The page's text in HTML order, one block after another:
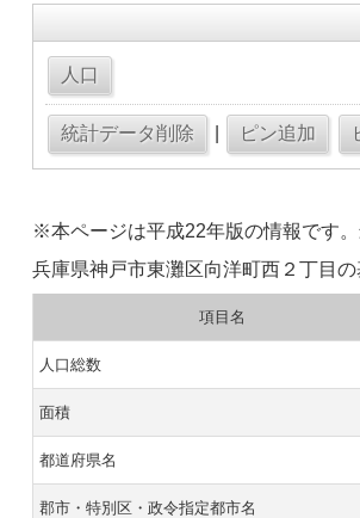
※本ページは平成22年版の情報です
兵庫県神戸市東灘区向洋町西２丁目の
項目名
人口総数
面積
都道府県名
郡市・特別区・政令指定都市名